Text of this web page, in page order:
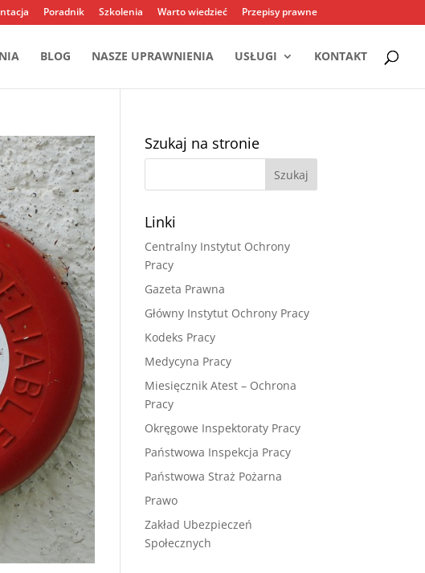
Poradnik Szkolenia Warto wiedzieć Przepisy prawne
BLOG NASZE UPRAWNIENIA USŁUGI KONTAKT
Szukaj na stronie
Linki
Centralny Instytut Ochrony
Pracy
Gazeta Prawna
Główny Instytut Ochrony Pracy
Kodeks Pracy
Medycyna Pracy
Miesięcznik Atest – Ochrona
Pracy
Okręgowe Inspektoraty Pracy
Państwowa Inspekcja Pracy
Państwowa Straż Pożarna
Prawo
Zakład Ubezpieczeń
Społecznych